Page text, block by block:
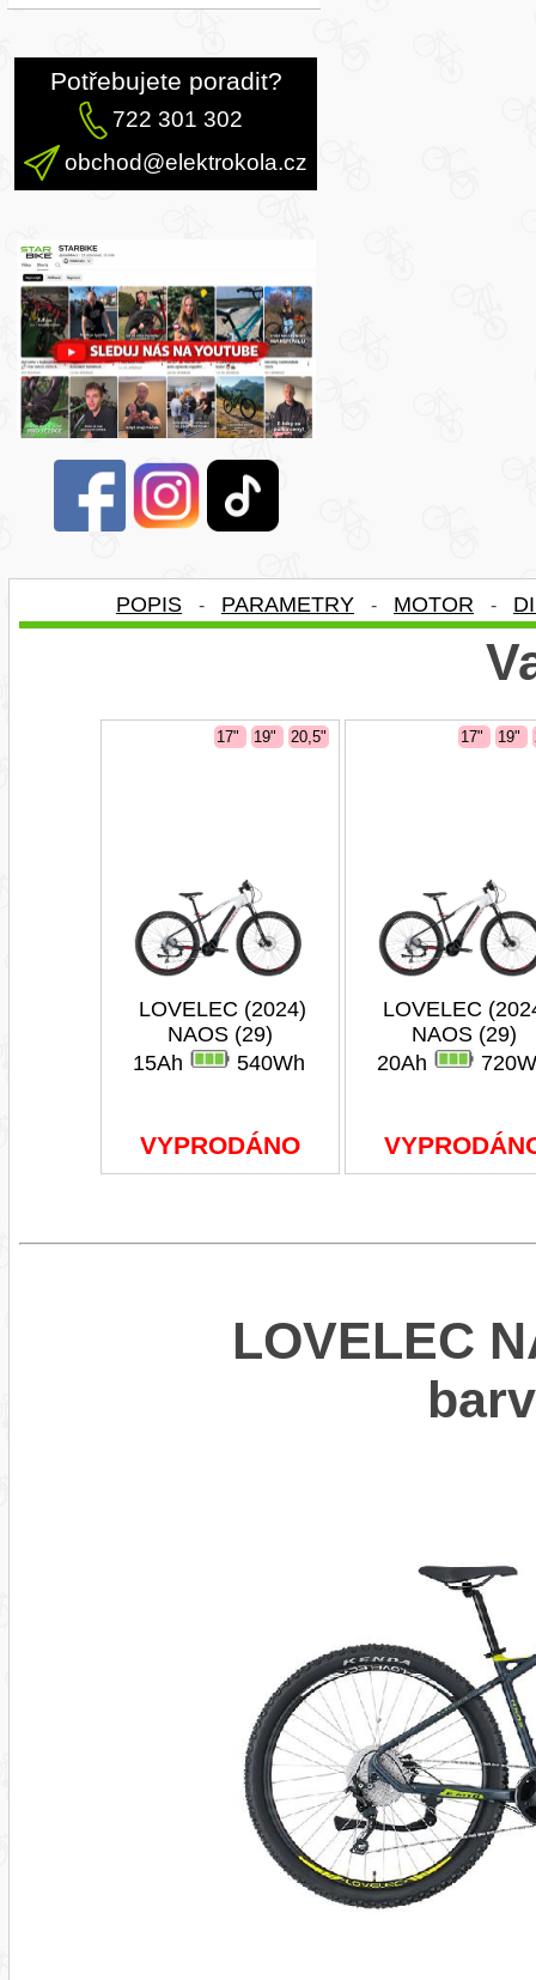
Potřebujete poradit?
722 301 302
obchod@elektrokola.cz
POPIS - PARAMETRY - MOTOR -
17" 19" 20,5"
LOVELEC (2024)
NAOS (29)
15Ah
540Wh
VYPRODÁNO
17" 19"
LOVELEC
NAOS (29)
20Ah
LOVELEC